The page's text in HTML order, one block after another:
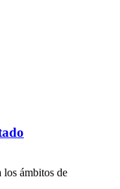
ámbitos de